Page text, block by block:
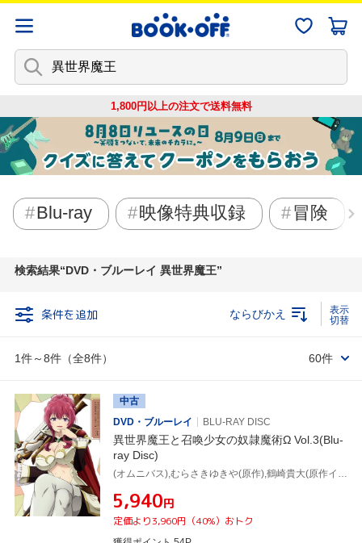
1,800円以上の注文で送料無料
Blu-ray 映像特典収録 冒険
検索結果 DVD・ブルーレイ 異世界魔王
条件を追加
1件～8件（全8件）
ならびかえ
60件
中古
DVD・ブルーレイ
BLU-RAY DISC
異世界魔王と召喚少女の奴隷魔術Ω Vol.3(Blu-
ray Disc)
¥5,940円
定価より3,960円（40%）おトク